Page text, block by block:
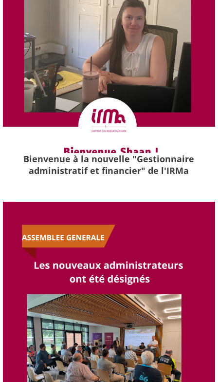
Bienvenue à la nouvelle "Gestionnaire
administratif et financier" de l'IRMa